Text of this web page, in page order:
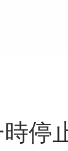
停